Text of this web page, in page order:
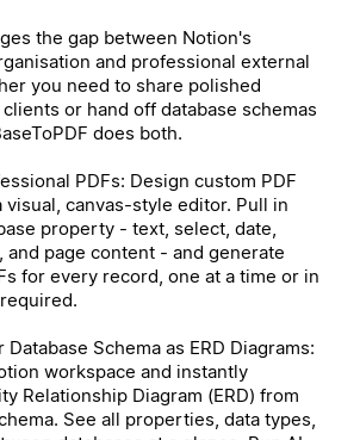
the gap between Notion's
and professional external
you need to share polished
or hand off database schemas
does both.
PDFs: Design custom PDF
visual, canvas-style editor. Pull in
property - text, select, date,
and page content - and generate
for every record, one at a time or in
Database Schema as ERD Diagrams:
workspace and instantly
Relationship Diagram (ERD) from
See all properties, data types,